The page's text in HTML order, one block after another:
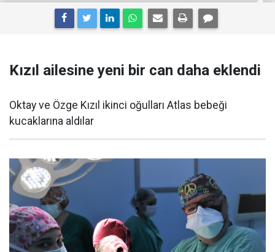
Kızıl ailesine yeni bir can daha eklendi
Oktay ve Özge Kızıl ikinci oğulları Atlas bebeği
kucaklarına aldılar